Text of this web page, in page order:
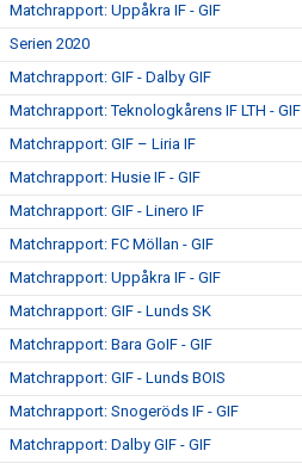
Matchrapport: Uppåkra IF - GIF
Serien 2020
Matchrapport: GIF - Dalby GIF
Matchrapport: Teknologkårens IF LTH - GIF
Matchrapport: GIF – Liria IF
Matchrapport: Husie IF - GIF
Matchrapport: GIF - Linero IF
Matchrapport: FC Möllan - GIF
Matchrapport: Uppåkra IF - GIF
Matchrapport: GIF - Lunds SK
Matchrapport: Bara GoIF - GIF
Matchrapport: GIF - Lunds BOIS
Matchrapport: Snogeröds IF - GIF
Matchrapport: Dalby GIF - GIF